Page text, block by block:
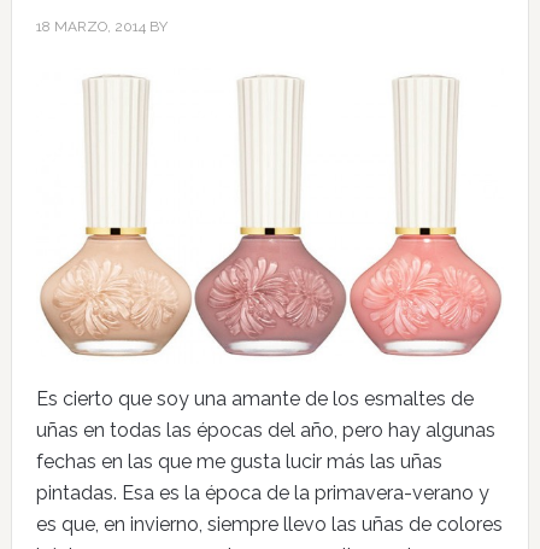
18 MARZO, 2014BY
Es cierto que soy una amante de los esmaltes de
uñas en todas las épocas del año, pero hay algunas
fechas en las que me gusta lucir más las uñas
pintadas. Esa es la época de la primavera-verano y
es que, en invierno, siempre llevo las uñas de colores